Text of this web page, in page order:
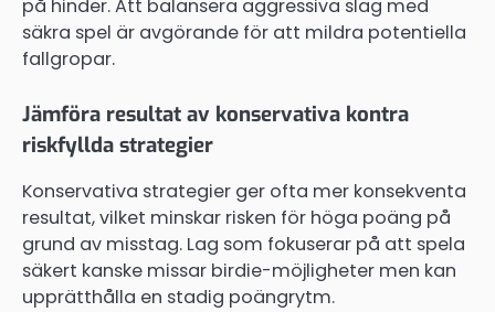
på hinder. Att balansera aggressiva slag med
säkra spel är avgörande för att mildra potentiella
fallgropar.
Jämföra resultat av konservativa kontra
riskfyllda strategier
Konservativa strategier ger ofta mer konsekventa
resultat, vilket minskar risken för höga poäng på
grund av misstag. Lag som fokuserar på att spela
säkert kanske missar birdie-möjligheter men kan
upprätthålla en stadig poängrytm.